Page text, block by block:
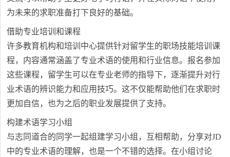
为未来的求职准备打下良好的基础。
借助专业培训和课程
许多教育机构和培训中心提供针对留学生的职场技能培训课
程，内容通常涵盖了专业术语的使用和行业信息。报名参加
这些课程，留学生可以在专业老师的指导下，逐渐提升对行
业术语的辨识能力和应用技巧。这不仅能帮助他们在求职时
更加自信，也为之后的职业发展提供了支持。
构建术语学习小组
与志同道合的同学一起组建学习小组，互相帮助，分享对JD
中的专业术语的理解，也是一个不错的选择。在小组讨论